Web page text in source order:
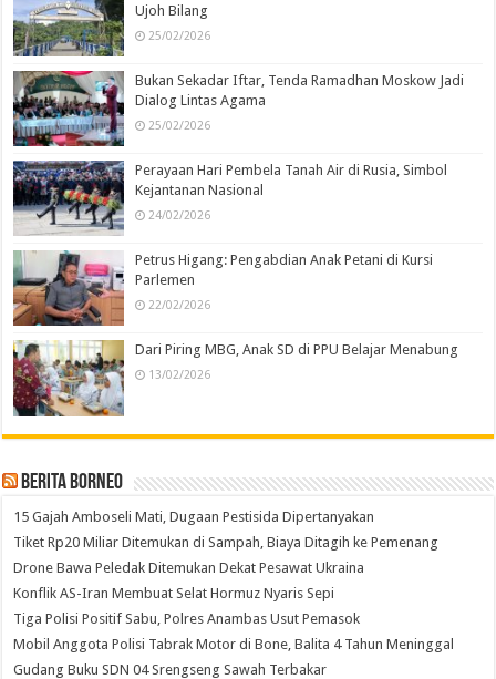
Ujoh Bilang
25/02/2026
Bukan Sekadar Iftar, Tenda Ramadhan Moskow Jadi
Dialog Lintas Agama
25/02/2026
Perayaan Hari Pembela Tanah Air di Rusia, Simbol
Kejantanan Nasional
24/02/2026
Petrus Higang: Pengabdian Anak Petani di Kursi
Parlemen
22/02/2026
Dari Piring MBG, Anak SD di PPU Belajar Menabung
13/02/2026
Berita Borneo
15 Gajah Amboseli Mati, Dugaan Pestisida Dipertanyakan
Tiket Rp20 Miliar Ditemukan di Sampah, Biaya Ditagih ke Pemenang
Drone Bawa Peledak Ditemukan Dekat Pesawat Ukraina
Konflik AS-Iran Membuat Selat Hormuz Nyaris Sepi
Tiga Polisi Positif Sabu, Polres Anambas Usut Pemasok
Mobil Anggota Polisi Tabrak Motor di Bone, Balita 4 Tahun Meninggal
Gudang Buku SDN 04 Srengseng Sawah Terbakar